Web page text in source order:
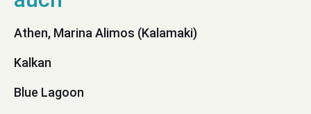
Athen, Marina Alimos (Kalamaki)
Kalkan
Blue Lagoon